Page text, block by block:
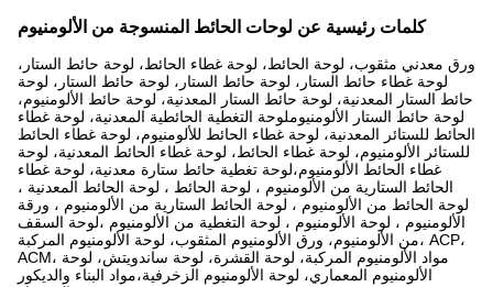
كلمات رئيسية عن لوحات الحائط المنسوجة من الألومنيوم
ورق معدني مثقوب، لوحة الحائط، لوحة غطاء الحائط، لوحة حائط الستار،
لوحة غطاء حائط الستار، لوحة حائط الستار، لوحة حائط الستار، لوحة
حائط الستار المعدنية، لوحة حائط الستار المعدنية، لوحة حائط الألومنيوم،
لوحة حائط الستار الألومنيوملوحة التغطية الحائطية المعدنية، لوحة غطاء
الحائط للستائر المعدنية، لوحة غطاء الحائط للألومنيوم، لوحة غطاء الحائط
للستائر الألومنيوم، لوحة غطاء الحائط، لوحة غطاء الحائط المعدنية، لوحة
غطاء الحائط الألومنيوم،لوحة تغطية حائط ستارة معدنية، لوحة غطاء
الحائط الستارية من الألومنيوم ، لوحة الحائط ، لوحة الحائط المعدنية ،
لوحة الحائط من الألومنيوم ، لوحة الحائط الستارية من الألومنيوم ، ورقة
الألومنيوم ، لوحة الألومنيوم ، لوحة التغطية من الألومنيوم ،لوحة السقف
من الألومنيوم، ورق الألومنيوم المثقوب، لوحة الألومنيوم المركبة، ACP،
ACM، مواد الألومنيوم المركبة، لوحة القشرة، لوحة ساندويتش، لوحة
الألومنيوم المعماري، لوحة الألومنيوم الزخرفية،مواد البناء والديكور